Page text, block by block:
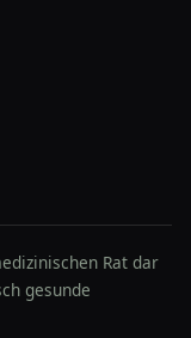
Rat dar
gesunde